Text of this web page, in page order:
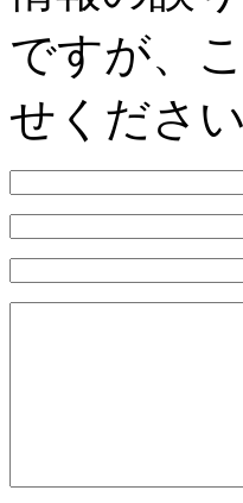
ですが、
せください